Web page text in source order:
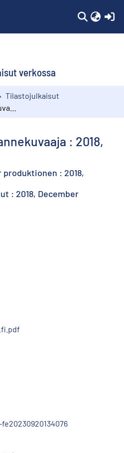
verkossa
Tilastojulkaisut
: 2018,
: 2018,
: 2018, December